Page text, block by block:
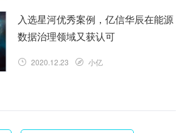
入选星河优秀案例，亿信华辰在能源
数据治理领域又获认可
2020.12.23 小亿